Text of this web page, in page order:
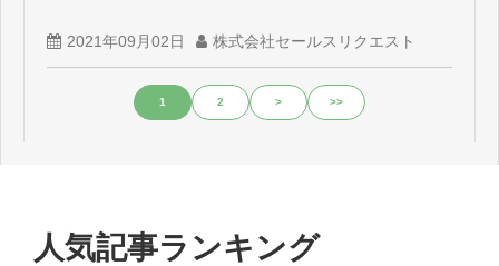
2021年09月02日 株式会社セールスリクエスト
1 2 > >>
人気記事ランキング